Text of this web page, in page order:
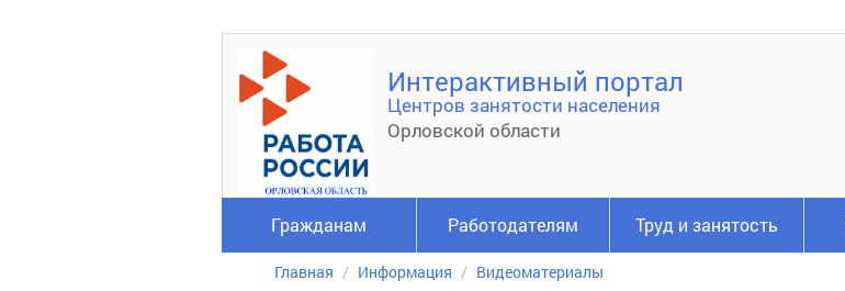
Интерактивный портал
Центров занятости населения
Орловской области
Гражданам Работодателям Труд и занятость
Главная Информация Видеоматериалы